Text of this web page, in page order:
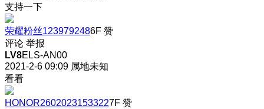
支持一下
荣耀粉丝1239792486F 赞
评论 举报
LV8ELS-AN00
2021-2-6 09:09 属地未知
看看
HONOR26020231533227F 赞